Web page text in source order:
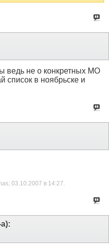
ведь не о конкретных МО
список в ноябрьске и
03.10.2007 в 14:27